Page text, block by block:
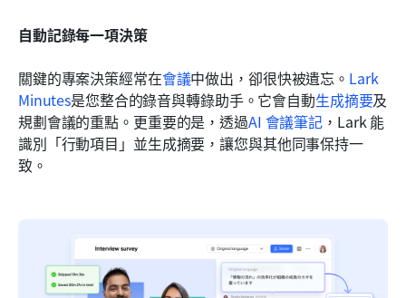
自動記錄每一項決策
關鍵的專案決策經常在會議中做出，卻很快被遺忘。 Lark
Minutes是您整合的錄音與轉錄助手。它會自動生成摘要及
規劃會議的重點。更重要的是，透過AI 會議筆記 ，Lark 能
識別「行動項目」並生成摘要，讓您與其他同事保持一
致。